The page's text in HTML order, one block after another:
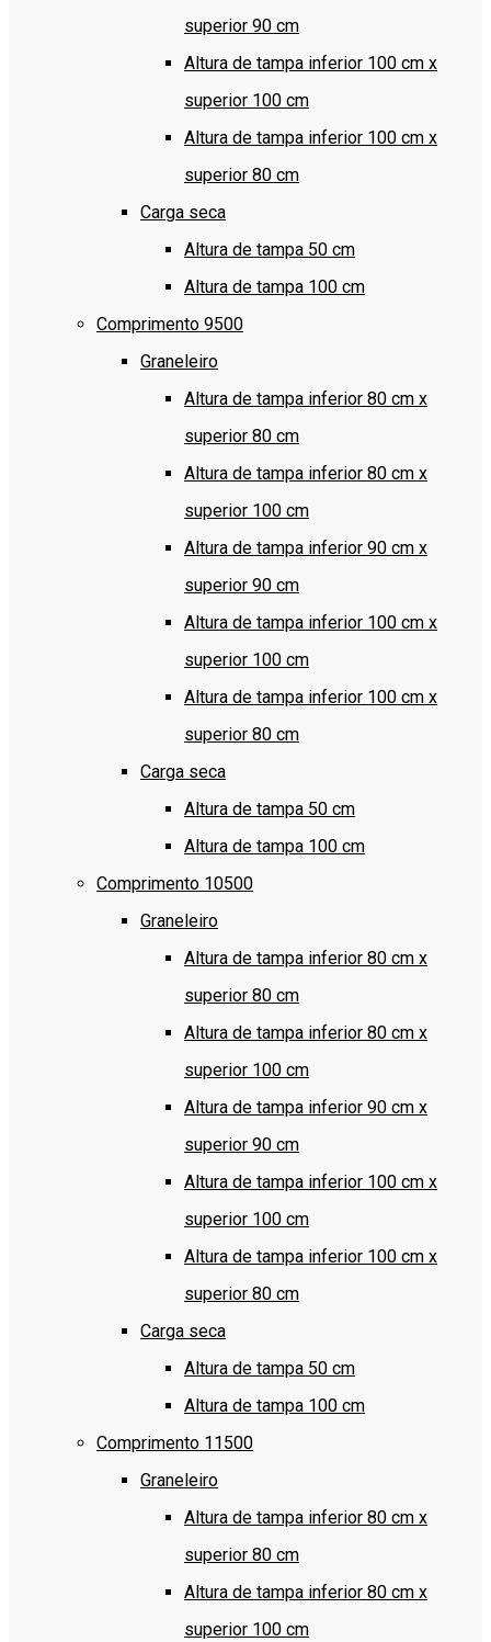
superior 90 cm
Altura de tampa inferior 100 cm x
superior 100 cm
Altura de tampa inferior 100 cm x
superior 80 cm
Carga seca
Altura de tampa 50 cm
Altura de tampa 100 cm
Comprimento 9500
Graneleiro
Altura de tampa inferior 80 cm x
superior 80 cm
Altura de tampa inferior 80 cm x
superior 100 cm
Altura de tampa inferior 90 cm x
superior 90 cm
Altura de tampa inferior 100 cm x
superior 100 cm
Altura de tampa inferior 100 cm x
superior 80 cm
Carga seca
Altura de tampa 50 cm
Altura de tampa 100 cm
Comprimento 10500
Graneleiro
Altura de tampa inferior 80 cm x
superior 80 cm
Altura de tampa inferior 80 cm x
superior 100 cm
Altura de tampa inferior 90 cm x
superior 90 cm
Altura de tampa inferior 100 cm x
superior 100 cm
Altura de tampa inferior 100 cm x
superior 80 cm
Carga seca
Altura de tampa 50 cm
Altura de tampa 100 cm
Comprimento 11500
Graneleiro
Altura de tampa inferior 80 cm x
superior 80 cm
Altura de tampa inferior 80 cm x
superior 100 cm